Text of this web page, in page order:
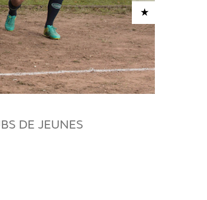
ADD TO CART
DE JEUNES